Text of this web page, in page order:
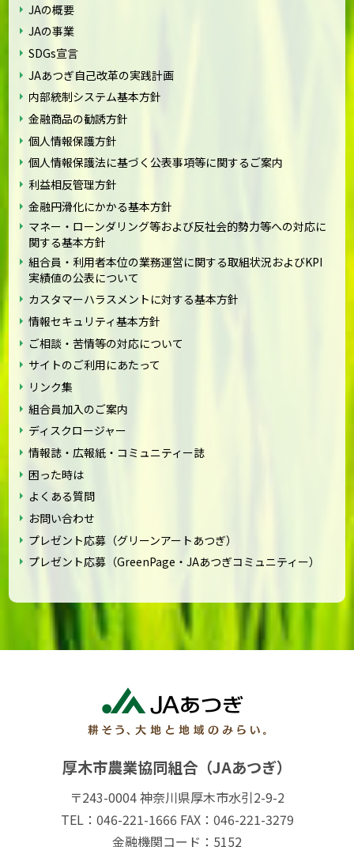
JAの概要
JAの事業
SDGs宣言
JAあつぎ自己改革の実践計画
内部統制システム基本方針
金融商品の勧誘方針
個人情報保護方針
個人情報保護法に基づく公表事項等に関するご案内
利益相反管理方針
金融円滑化にかかる基本方針
マネー・ローンダリング等および反社会的勢力等への対応に
関する基本方針
組合員・利用者本位の業務運営に関する取組状況およびKPI
実績値の公表について
カスタマーハラスメントに対する基本方針
情報セキュリティ基本方針
ご相談・苦情等の対応について
サイトのご利用にあたって
リンク集
組合員加入のご案内
ディスクロージャー
情報誌・広報紙・コミュニティー誌
困った時は
よくある質問
お問い合わせ
プレゼント応募（グリーンアートあつぎ）
プレゼント応募（GreenPage・JAあつぎコミュニティー）
厚木市農業協同組合（JAあつぎ）
〒243-0004 神奈川県厚木市水引2-9-2
TEL：046-221-1666 FAX：046-221-3279
金融機関コード：5152